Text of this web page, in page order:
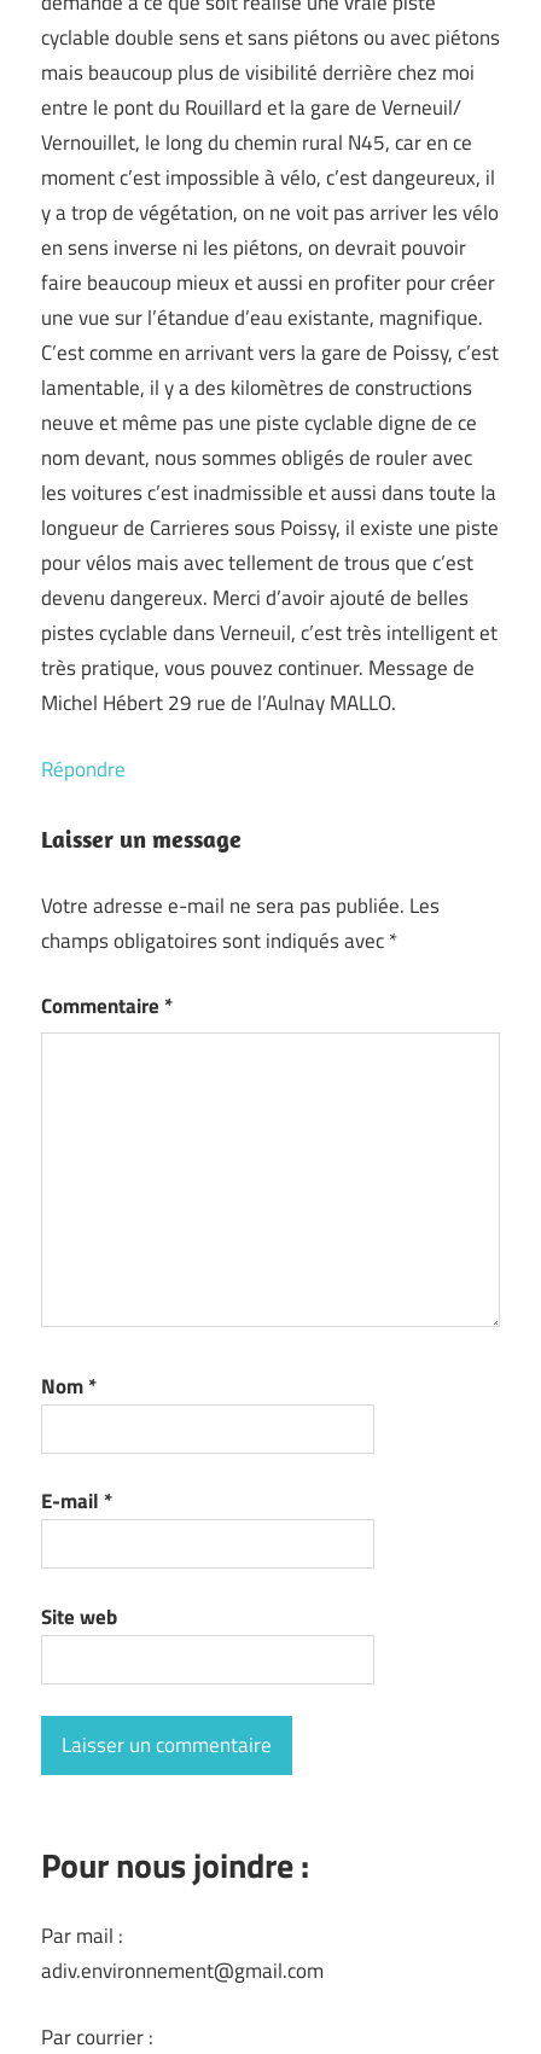
cyclable double sens et sans piétons ou avec piétons
mais beaucoup plus de visibilité derrière chez moi
entre le pont du Rouillard et la gare de Verneuil/
Vernouillet, le long du chemin rural N45, car en ce
moment c’est impossible à vélo, c’est dangeureux, il
y a trop de végétation, on ne voit pas arriver les vélo
en sens inverse ni les piétons, on devrait pouvoir
faire beaucoup mieux et aussi en profiter pour créer
une vue sur l’étandue d’eau existante, magnifique.
C’est comme en arrivant vers la gare de Poissy, c’est
lamentable, il y a des kilomètres de constructions
neuve et même pas une piste cyclable digne de ce
nom devant, nous sommes obligés de rouler avec
les voitures c’est inadmissible et aussi dans toute la
longueur de Carrieres sous Poissy, il existe une piste
pour vélos mais avec tellement de trous que c’est
devenu dangereux. Merci d’avoir ajouté de belles
pistes cyclable dans Verneuil, c’est très intelligent et
très pratique, vous pouvez continuer. Message de
Michel Hébert 29 rue de l’Aulnay MALLO.
Répondre
Laisser un message
Votre adresse e-mail ne sera pas publiée. Les
champs obligatoires sont indiqués avec*
Commentaire *
Nom*
E-mail *
Site web
Pour nous joindre :
Par mail :
adiv.environnement@gmail.com
Par courrier :